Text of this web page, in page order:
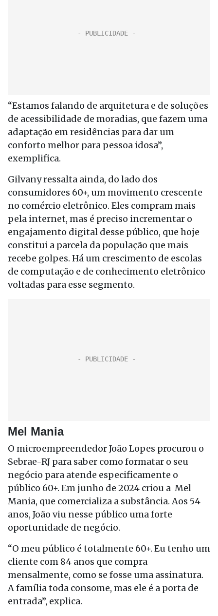
“Estamos falando de arquitetura e de soluções
de acessibilidade de moradias, que fazem uma
adaptação em residências para dar um
conforto melhor para pessoa idosa”,
exemplifica.
Gilvany ressalta ainda, do lado dos
consumidores 60+, um movimento crescente
no comércio eletrônico. Eles compram mais
pela internet, mas é preciso incrementar o
engajamento digital desse público, que hoje
constitui a parcela da população que mais
recebe golpes. Há um crescimento de escolas
de computação e de conhecimento eletrônico
voltadas para esse segmento.
Mel Mania
O microempreendedor João Lopes procurou o
Sebrae-RJ para saber como formatar o seu
negócio para atende especificamente o
público 60+. Em junho de 2024 criou a Mel
Mania, que comercializa a substância. Aos 54
anos, João viu nesse público uma forte
oportunidade de negócio.
“O meu público é totalmente 60+. Eu tenho um
cliente com 84 anos que compra
mensalmente, como se fosse uma assinatura.
A família toda consome, mas ele é a porta de
entrada”, explica.